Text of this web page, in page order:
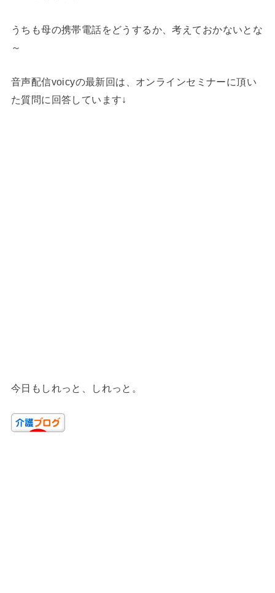
うちも母の携帯電話をどうするか、考えておかないとな
～
音声配信voicyの最新回は、オンラインセミナーに頂い
た質問に回答しています↓
今日もしれっと、しれっと。